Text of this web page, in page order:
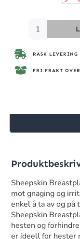
RASK
FRI FRAKT
Sheepskin
mot gnaging og
enkel å ta av og
Sheepskin
hesten og
er ideell for hester